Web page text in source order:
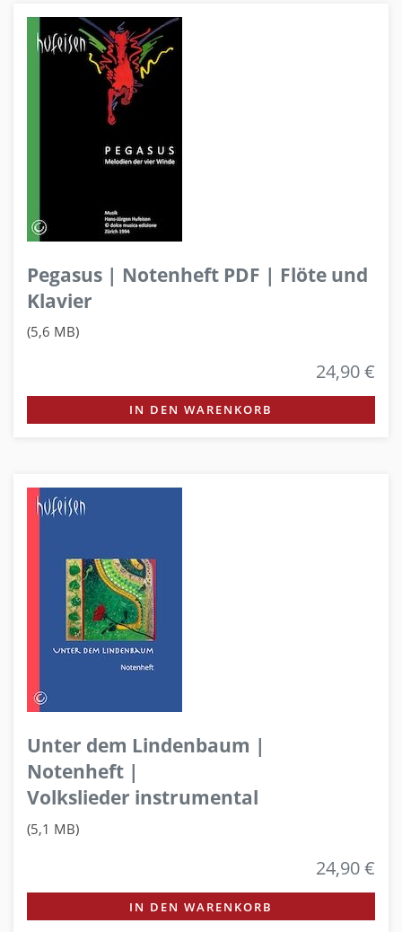
Pegasus | Notenheft PDF | Flöte und
Klavier
(5,6 MB)
24,90 €
IN DEN WARENKORB
Unter dem Lindenbaum |
Notenheft |
Volkslieder instrumental
(5,1 MB)
24,90 €
IN DEN WARENKORB